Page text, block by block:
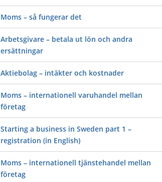
Moms – så fungerar det
Arbetsgivare – betala ut lön och andra
ersättningar
Aktiebolag – intäkter och kostnader
Moms – internationell varuhandel mellan
företag
Starting a business in Sweden part 1 –
registration (in English)
Moms – internationell tjänstehandel mellan
företag